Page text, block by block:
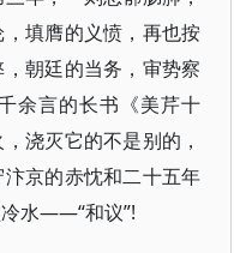
填膺的义愤，再也按
朝廷的当务，审势察
余言的长书《美芹十
浇灭它的不是别的，
京的赤忱和二十五年
水——“和议”!